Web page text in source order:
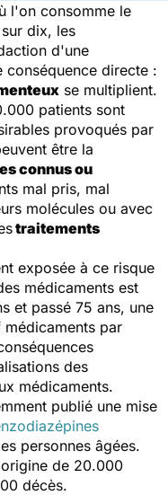
l'on consomme le
dix, les
d'une
conséquence directe :
se multiplient.
patients sont
provoqués par
être la
connus ou
mal pris, mal
molécules ou avec
traitements
exposée à ce risque
médicaments est
et passé 75 ans, une
médicaments par
des
médicaments.
publié une mise
personnes âgées.
de 20.000
décès.